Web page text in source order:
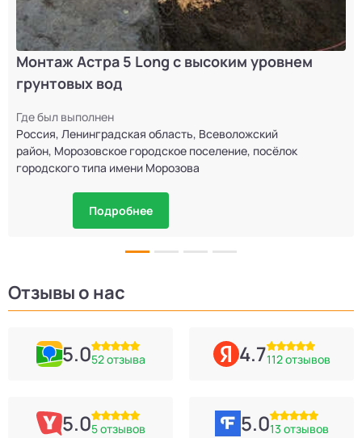
Монтаж Астра 5 Long с высоким уровнем
грунтовых вод
Где был выполнен
Россия, Ленинградская область, Всеволожский
район, Морозовское городское поселение, посёлок
городского типа имени Морозова
Подробнее
Отзывы о нас
5.052 отзыва 4.7112 отзывов
5.05 отзывов 5.013 отзывов